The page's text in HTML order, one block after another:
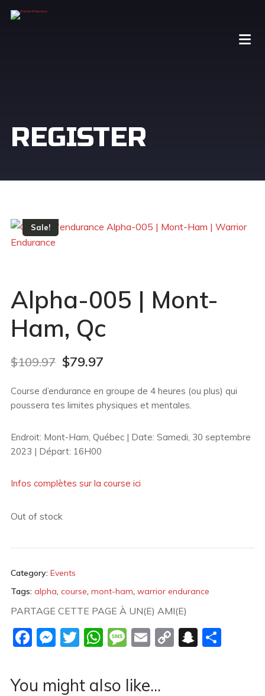
REGISTER
Sale!
Alpha-005 | Mont-
Ham, Qc
$109.97 $79.97
Course d’endurance en groupe de 4 heures (ou plus) qui
poussera tes limites physiques et mentales.
Endroit: Mont-Ham, Québec | Date: Samedi, 30 septembre
2023 | Départ: 16H00
Infos complètes sur la course ici
Out of stock
Category: Events
Tags: alpha, course, mont-ham, warrior endurance
PARTAGE CETTE PAGE À UN(E) AMI(E)
Facebook
Messenger
Twitter
WhatsApp
Message
Email
Copy
You might also like...